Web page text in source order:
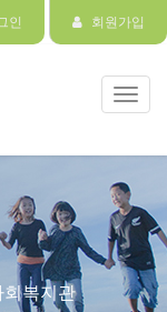
인 회원가입
회복지관